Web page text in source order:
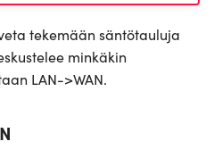
tekemään säntötauluja
minkäkin
LAN->WAN.